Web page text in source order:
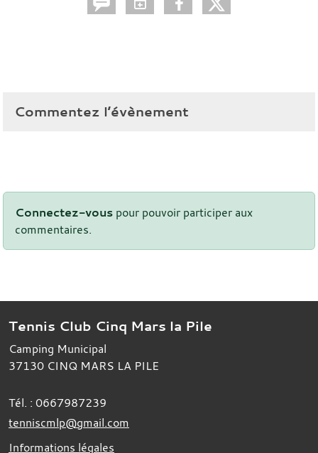
Commentez l’évènement
Connectez-vous pour pouvoir participer aux
commentaires.
Tennis Club Cinq Mars la Pile
Camping Municipal
37130 CINQ MARS LA PILE
Tél. : 0667987239
tenniscmlp@gmail.com
Informations légales